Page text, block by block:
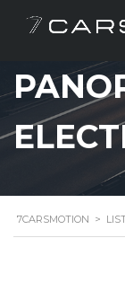
7CARSMOTION >